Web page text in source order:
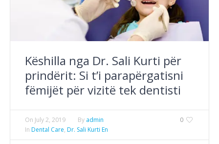
Këshilla nga Dr. Sali Kurti për
prindërit: Si t’i parapërgatisni
fëmijët për vizitë tek dentisti
0
On July 2, 2019 By admin
In Dental Care, Dr. Sali Kurti En